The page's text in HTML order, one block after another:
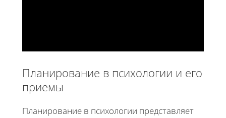
Планирование в психологии и его
приемы
Планирование в психологии представляет